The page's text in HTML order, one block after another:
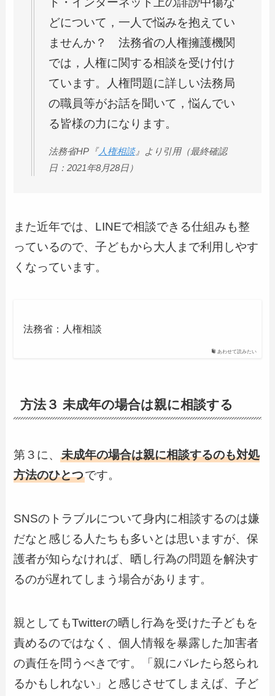
どについて，一人で悩みを抱えてい
ませんか？ 法務省の人権擁護機関
では，人権に関する相談を受け付け
ています。人権問題に詳しい法務局
の職員等がお話を聞いて，悩んでい
る皆様の力になります。
法務省HP『人権相談』より引用（最終確認
日：2021年8月28日）
また近年では、LINEで相談できる仕組みも整
っているので、子どもから大人まで利用しやす
くなっています。
あわせて読みたい
法務省：人権相談
方法３ 未成年の場合は親に相談する
第３に、未成年の場合は親に相談するのも対処
方法のひとつです。
SNSのトラブルについて身内に相談するのは嫌
だなと感じる人たちも多いとは思いますが、保
護者が知らなければ、晒し行為の問題を解決す
るのが遅れてしまう場合があります。
親としてもTwitterの晒し行為を受けた子どもを
責めるのではなく、個人情報を暴露した加害者
の責任を問うべきです。「親にバレたら怒られ
るかもしれない」と感じさせてしまえば、子ど